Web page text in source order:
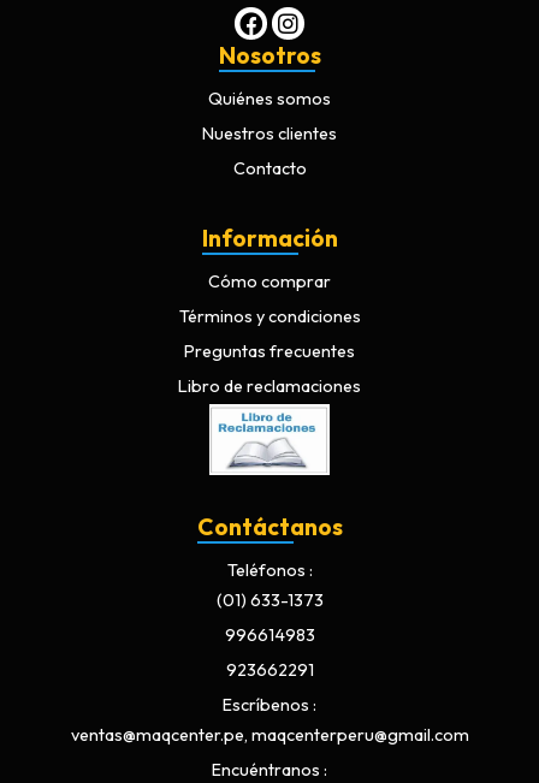
Nosotros
Quiénes somos
Nuestros clientes
Contacto
Información
Cómo comprar
Términos y condiciones
Preguntas frecuentes
Libro de reclamaciones
Contáctanos
Teléfonos
(01) 633-1373
996614983
923662291
Escríbenos
ventas@maqcenter.pe, maqcenterperu@gmail.com
Encuéntranos